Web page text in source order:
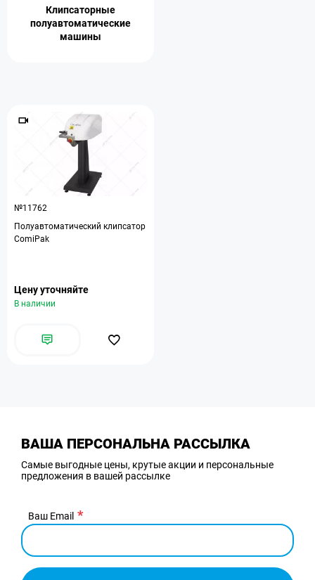
Клипсаторные
полуавтоматические
машины
№11762
Полуавтоматический клипсатор
ComiPak
Цену уточняйте
В наличии
ВАША ПЕРСОНАЛЬНА РАССЫЛКА
Самые выгодные цены, крутые акции и персональные
предложения в вашей рассылке
Ваш Email